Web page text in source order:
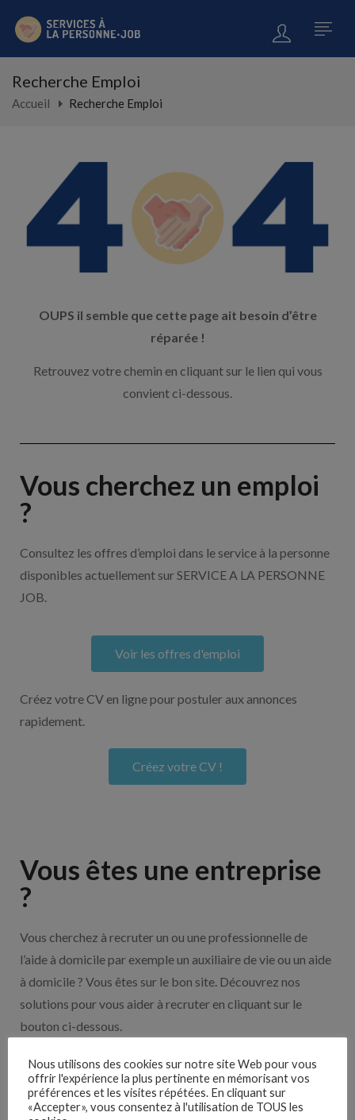
Recherche Emploi
Accueil Recherche Emploi
OUPS il semble que cette page ait besoin d’être
réparée !
Retrouvez votre chemin en cliquant sur le lien qui vous
convient ci-dessous.
Vous cherchez un emploi
?
Consultez les offres d’emploi dans le service à la personne
disponibles actuellement sur SERVICE A LA PERSONNE
JOB.
Voir les offres d'emploi
Créez votre CV en ligne pour postuler aux annonces
rapidement.
Créez votre CV !
Vous êtes une entreprise
?
Vous cherchez à recruter un ou une professionnelle de
l’aide à domicile par exemple un auxiliaire de vie ou un aide
à domicile ? Vous êtes sur le bon site. Découvrez nos
solutions pour vous aider à recruter en cliquant sur le
bouton ci-dessous.
Nos solutions entreprises
Nous utilisons des cookies sur notre site Web pour vous
offrir l'expérience la plus pertinente en mémorisant vos
préférences et les visites répétées. En cliquant sur
«Accepter», vous consentez à l'utilisation de TOUS les